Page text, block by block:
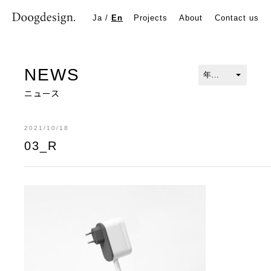
Ja / En Projects About Contact us
NEWS
ニュース
2021/10/18
03_R